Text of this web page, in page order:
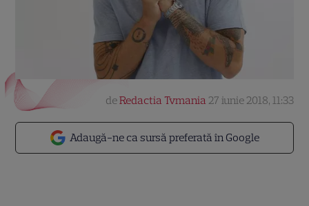
Adaugă-ne ca sursă preferată în Google
deRedactia Tvmania 27 iunie 2018, 11:33